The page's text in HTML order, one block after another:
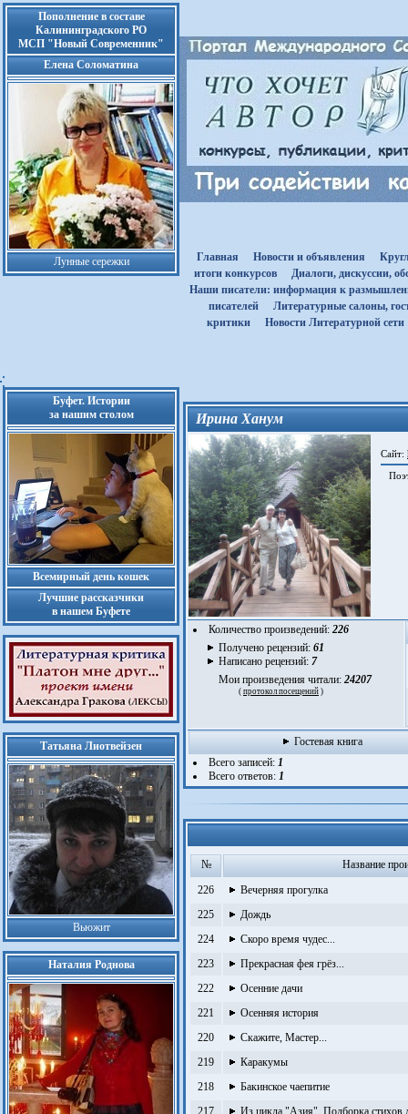
Пополнение в составе
Калининградского РО
МСП "Новый Современник"
Елена Соломатина
Лунные сережки Главная Новости и объявления
итоги конкурсов
Диалоги, дискуссии,
Наши писатели: информация к
писателей
Литературные салоны,
критики
Новости Литературной сети
Буфет. Истории
за нашим столом
Всемирный день кошек
Лучшие рассказчики
в нашем Буфете
Татьяна Лиотвейзен
Вьюжит
Наталия Роднова
Ирина Ханум
Сайт:
Количество произведений: 226
Получено рецензий: 61
Написано рецензий: 7
Мои произведения читали: 24207
( протокол посещений )
Гостевая книга
Всего записей: 1
Всего ответов: 1
№
Название
226
Вечерняя прогулка
225
Дождь
224
Скоро время чудес...
223
Прекрасная фея грёз...
222
Осенние дачи
221
Осенняя история
220
Скажите, Мастер...
219
Каракумы
218
Бакинское чаепитие
217
Из цикла "Азия". Подборка стихов